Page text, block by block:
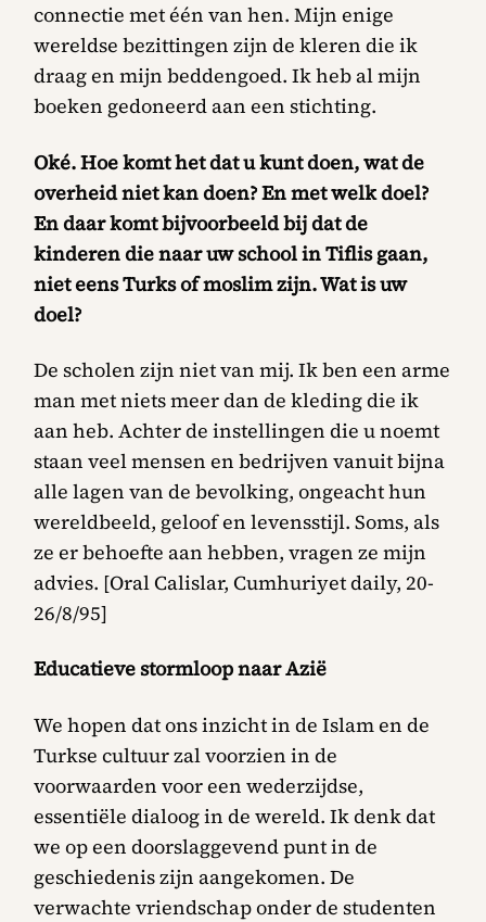
connectie met één van hen. Mijn enige
wereldse bezittingen zijn de kleren die ik
draag en mijn beddengoed. Ik heb al mijn
boeken gedoneerd aan een stichting.
Oké. Hoe komt het dat u kunt doen, wat de
overheid niet kan doen? En met welk doel?
En daar komt bijvoorbeeld bij dat de
kinderen die naar uw school in Tiflis gaan,
niet eens Turks of moslim zijn. Wat is uw
doel?
De scholen zijn niet van mij. Ik ben een arme
man met niets meer dan de kleding die ik
aan heb. Achter de instellingen die u noemt
staan veel mensen en bedrijven vanuit bijna
alle lagen van de bevolking, ongeacht hun
wereldbeeld, geloof en levensstijl. Soms, als
ze er behoefte aan hebben, vragen ze mijn
advies. [Oral Calislar, Cumhuriyet daily, 20-
26/8/95]
Educatieve stormloop naar Azië
We hopen dat ons inzicht in de Islam en de
Turkse cultuur zal voorzien in de
voorwaarden voor een wederzijdse,
essentiële dialoog in de wereld. Ik denk dat
we op een doorslaggevend punt in de
geschiedenis zijn aangekomen. De
verwachte vriendschap onder de studenten